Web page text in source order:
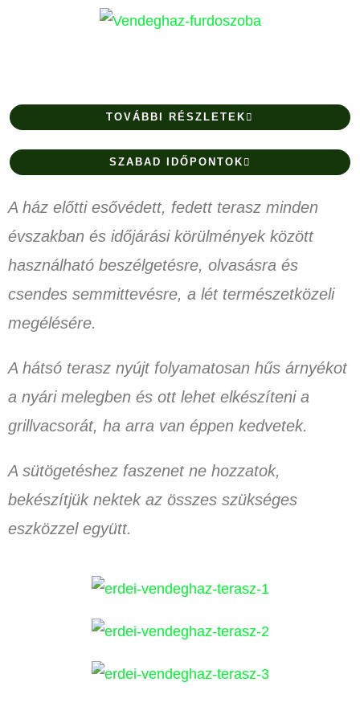
TOVÁBBI RÉSZLETEK
SZABAD IDŐPONTOK
A ház előtti esővédett, fedett terasz minden
évszakban és időjárási körülmények között
használható beszélgetésre, olvasásra és
csendes semmittevésre, a lét természetközeli
megélésére.
A hátsó terasz nyújt folyamatosan hűs árnyékot
a nyári melegben és ott lehet elkészíteni a
grillvacsorát, ha arra van éppen kedvetek.
A sütögetéshez faszenet ne hozzatok,
bekészítjük nektek az összes szükséges
eszközzel együtt.